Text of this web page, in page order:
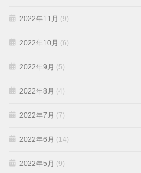
2022年11月 (9)
2022年10月 (6)
2022年9月 (5)
2022年8月 (4)
2022年7月 (7)
2022年6月 (14)
2022年5月 (9)